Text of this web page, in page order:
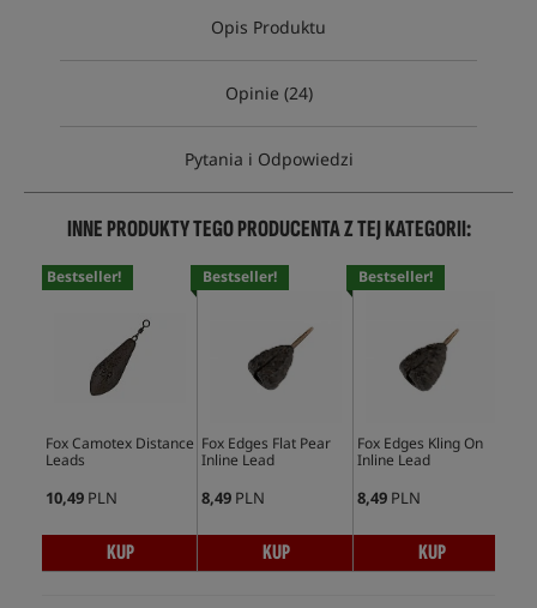
Opis Produktu
Opinie (24)
Pytania i Odpowiedzi
INNE PRODUKTY TEGO PRODUCENTA Z TEJ KATEGORII:
Bestseller!
Fox Camotex Distance
Leads
10,49 PLN
KUP
Bestseller!
Fox Edges Flat Pear
Inline Lead
8,49 PLN
KUP
Bestseller!
Fox Edges Kling On
Inline Lead
8,49 PLN
KUP